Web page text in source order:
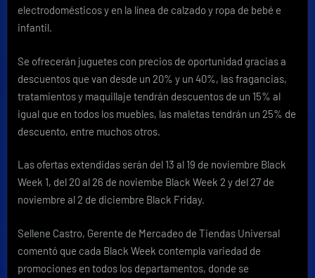
electrodomésticos y en la línea de calzado y ropa de bebé e
infantil.
Se ofrecerán juguetes con precios de oportunidad gracias a
descuentos que van desde un 20% y un 40%, las fragancias,
tratamientos y maquillaje tendrán descuentos de un 15% al
igual que en todos los muebles, las maletas tendrán un 25% de
descuento, entre muchos otros.
Las ofertas extendidas serán del 13 al 19 de noviembre Black
Week 1, del 20 al 26 de noviembe Black Week 2 y del 27 de
noviembre al 2 de diciembre Black Friday.
Sellene Castro, Gerente de Mercadeo de Tiendas Universal
comentó que cada Black Week contempla variedad de
promociones en todos los departamentos, donde se